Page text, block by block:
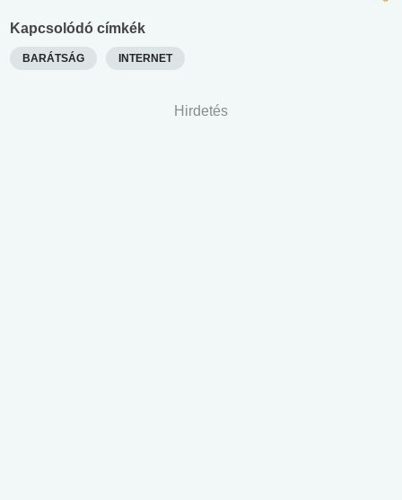
Kapcsolódó címkék
BARÁTSÁG INTERNET
Hirdetés